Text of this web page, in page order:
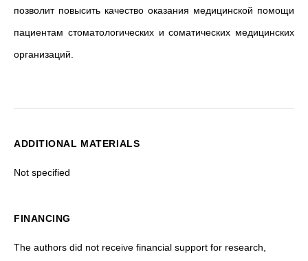
позволит повысить качество оказания медицинской помощи
пациентам стоматологических и соматических медицинских
организаций.
ADDITIONAL MATERIALS
Not specified
FINANCING
The authors did not receive financial support for research,